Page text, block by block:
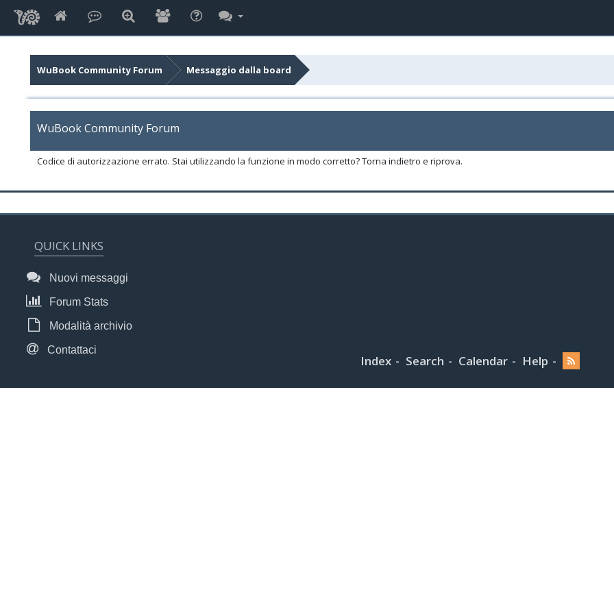
WuBook Community Forum Messaggio dalla board
WuBook Community Forum
Codice di autorizzazione errato. Stai utilizzando la funzione in modo corretto? Torna indietro e riprova.
QUICK LINKS
Nuovi messaggi
Forum Stats
Modalità archivio
Contattaci
Index Search Calendar Help